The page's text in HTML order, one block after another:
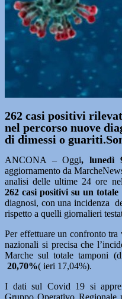
262 casi positivi
nel percorso nuove
di dimessi o
ANCONA – Oggi, lunedì
aggiornamento da
analisi delle ultime 24 ore
262 casi positivi su un
diagnosi, con una incidenza
rispetto a quelli giornalieri
Per effettuare un confronto
nazionali si precisa che
Marche sul totale tamponi
20,70%( ieri 17,04%).
I dati sul Covid 19 si
Gruppo Operativo Regionale